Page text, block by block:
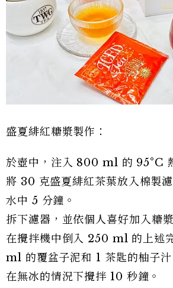
盛夏緋紅糖漿製作：
於壺中，注入 800 ml 的 95°C
將 30 克盛夏緋紅茶葉放入棉製
水中 5 分鐘。
拆下濾器，並依個人喜好加入糖漿
在攪拌機中倒入 250 ml 的上述
ml 的覆盆子泥和 1 茶匙的柚子汁
在無冰的情況下攪拌 10 秒鐘。